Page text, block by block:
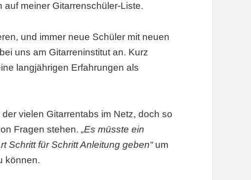
auf meiner Gitarrenschüler-Liste.
und immer neue Schüler mit neuen
uns am Gitarreninstitut an. Kurz
langjährigen Erfahrungen als
vielen Gitarrentabs im Netz, doch so
Fragen stehen.„Es müsste ein
Schritt für Schritt Anleitung geben“um
können.